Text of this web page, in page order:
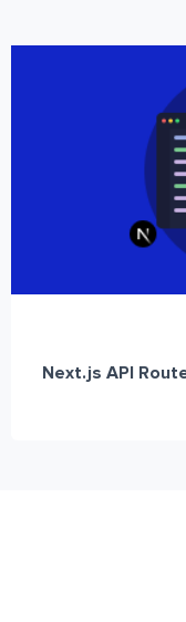
Next.js API